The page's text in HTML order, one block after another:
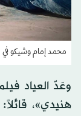
وعَدّ العياد